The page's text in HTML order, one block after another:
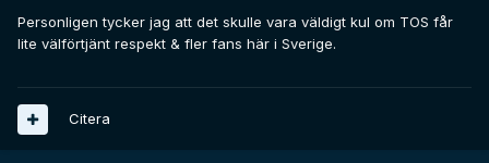
Personligen tycker jag att det skulle vara väldigt kul om TOS får
lite välförtjänt respekt & fler fans här i Sverige.
Citera